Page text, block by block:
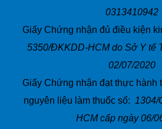
0313410942
Giấy Chứng nhận đủ điều kiện
5350/ĐKKDD-HCM do Sở Y tế
02/07/2020
Giấy Chứng nhận đạt thực hành
nguyên liệu làm thuốc số: 1304/
HCM cấp ngày 06/